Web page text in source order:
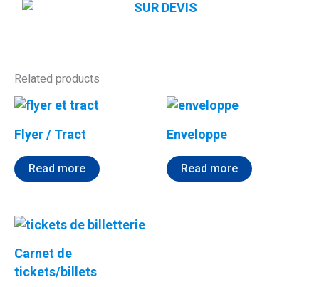
Related products
Flyer / Tract
Read more
Enveloppe
Read more
Carnet de
tickets/billets